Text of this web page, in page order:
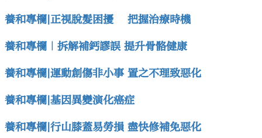
養和專欄|正視脫髮困擾 把握治療時機
養和專欄｜拆解補鈣謬誤 提升骨骼健康
養和專欄|運動創傷非小事 置之不理致惡化
養和專欄|基因異變演化癌症
養和專欄|行山膝蓋易勞損 盡快修補免惡化